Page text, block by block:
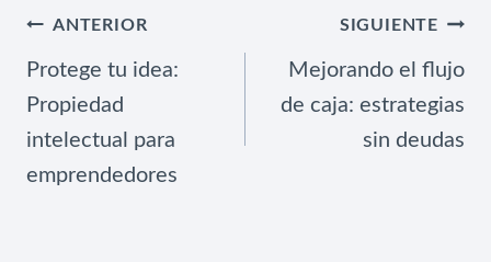
NAVEGACIÓN
ENTRADAS
ANTERIOR
Protege tu idea:
Propiedad
intelectual para
emprendedores
SIGUIENTE
Mejorando el flujo
de caja: estrategias
sin deudas